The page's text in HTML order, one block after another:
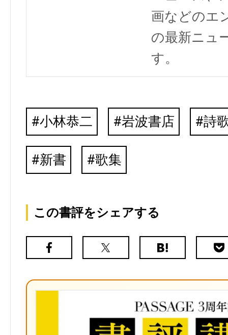
画などのエ
の最新ニュ
す。
小林恭二 岩波書店 詩
新書 歌集
この書評をシェアする
Facebook
X（旧
は
ク
マ
ー
ク